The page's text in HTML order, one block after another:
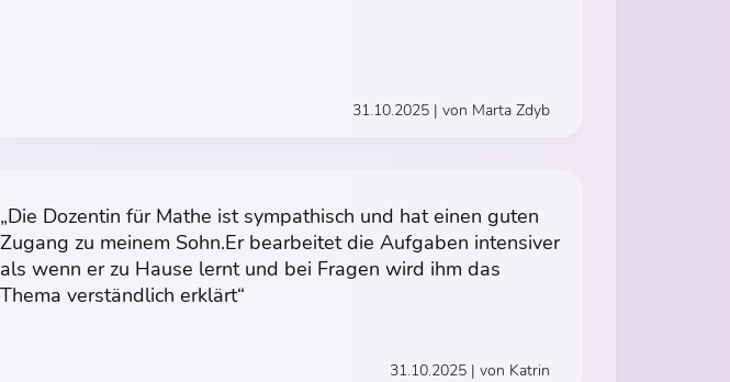
31.10.2025 | von Marta Zdyb
„Die Dozentin für Mathe ist sympathisch und hat einen guten
Zugang zu meinem Sohn.Er bearbeitet die Aufgaben intensiver
als wenn er zu Hause lernt und bei Fragen wird ihm das
Thema verständlich erklärt“
31.10.2025 | von Katrin